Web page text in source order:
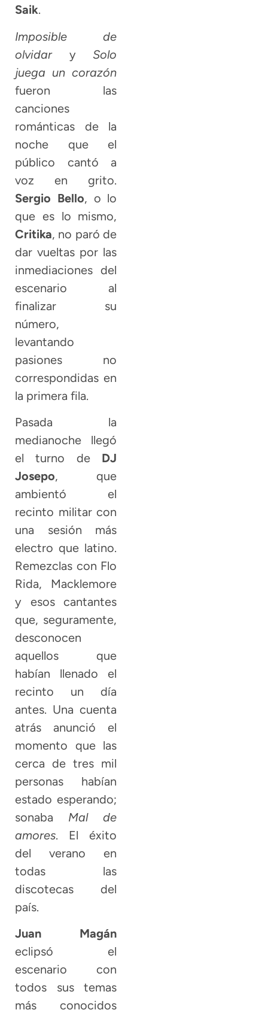
Saik.
Imposible de
olvidarySolo
juega un corazón
fueron las
canciones
románticas de la
noche que el
público cantó a
voz en grito.
Sergio Bello, o lo
que es lo mismo,
Critika, no paró de
dar vueltas por las
inmediaciones del
escenario al
finalizar su
número,
levantando
pasiones no
correspondidas en
la primera fila.
Pasada la
medianoche llegó
el turno de DJ
Josepo, que
ambientó el
recinto militar con
una sesión más
electro que latino.
Remezclas con Flo
Rida, Macklemore
y esos cantantes
que, seguramente,
desconocen
aquellos que
habían llenado el
recinto un día
antes. Una cuenta
atrás anunció el
momento que las
cerca de tres mil
personas habían
estado esperando;
sonaba Mal de
amores. El éxito
del verano en
todas las
discotecas del
país.
Juan Magán
eclipsó el
escenario con
todos sus temas
más conocidos